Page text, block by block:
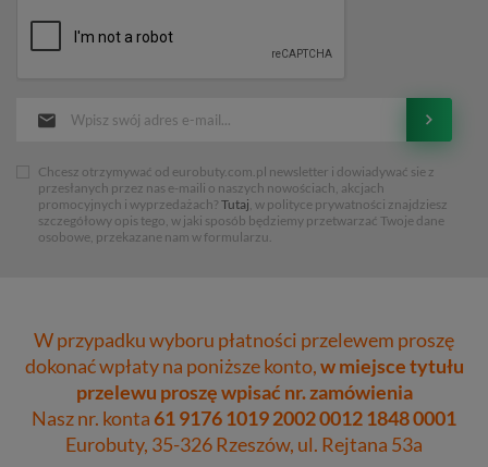
Chcesz otrzymywać od eurobuty.com.pl newsletter i dowiadywać sie z
przesłanych przez nas e-maili o naszych nowościach, akcjach
promocyjnych i wyprzedażach? Tutaj, w polityce prywatności znajdziesz
szczegółowy opis tego, w jaki sposób będziemy przetwarzać Twoje dane
osobowe, przekazane nam w formularzu.
W przypadku wyboru płatności przelewem proszę
dokonać wpłaty na poniższe konto,w miejsce tytułu
przelewu proszę wpisać nr. zamówienia
Nasz nr. konta61 9176 1019 2002 0012 1848 0001
Eurobuty, 35-326 Rzeszów, ul. Rejtana 53a